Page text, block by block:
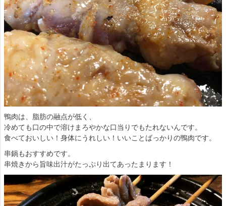
鴨肉は、脂肪の融点が低く、
冷めても口の中で溶けまろやかな口当りでもたれないんです。
食べておいしい！身体にうれしい！いいことばっかりの鴨肉です。
串鍋もおすすめです。
串焼きから旨味出汁がたっぷり出てあったまります！